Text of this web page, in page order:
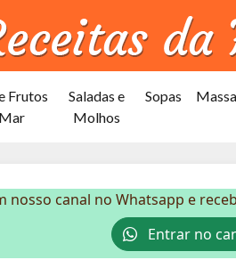
Frutos
Saladas e
Molhos
Sopas
nosso canal no Whatsapp e
Entrar no